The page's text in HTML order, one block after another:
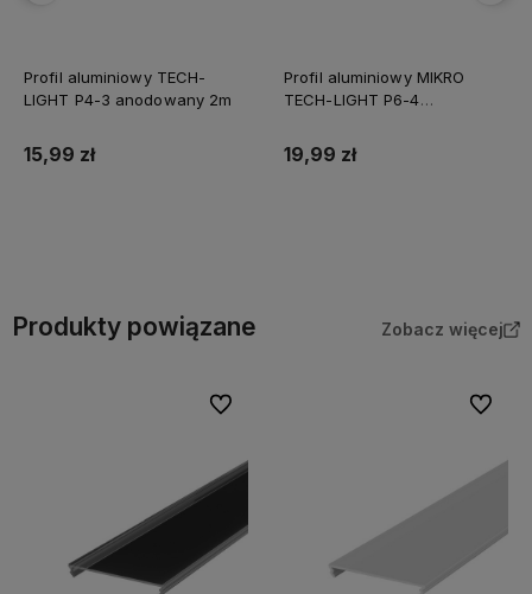
Profil aluminiowy TECH-
LIGHT P4-3 anodowany 2m
15,99 zł
Profil aluminiowy MIKRO
TECH-LIGHT P6-4
19,99 zł
Produkty powiązane Zobacz więcej
Do ulubionych Do